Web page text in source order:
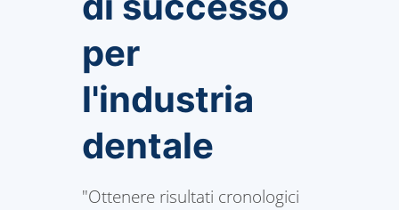
per
l'industria
dentale
"Ottenere risultati cronologici